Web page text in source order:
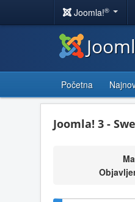
Joomla!®
Početna
Joomla! 3 -